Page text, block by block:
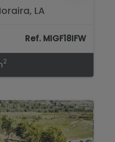
LA
Ref. MIGF18IFW
2